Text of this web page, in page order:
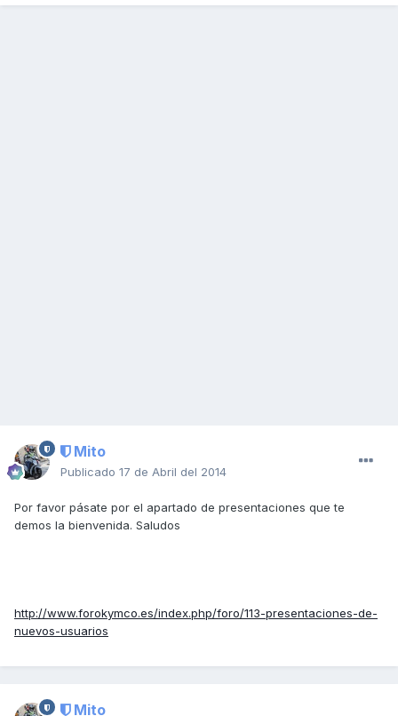
Mito
Publicado 17 de Abril del 2014
Por favor pásate por el apartado de presentaciones que te
demos la bienvenida. Saludos
http://www.forokymco.es/index.php/foro/113-presentaciones-de-
nuevos-usuarios
Mito